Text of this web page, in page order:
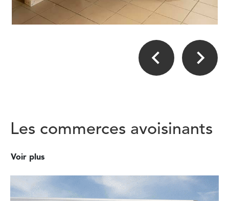
Les commerces avoisinants
Voir plus